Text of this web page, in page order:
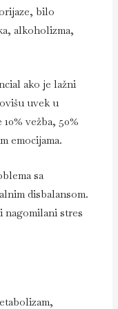
bilo
alkoholizma,
ako je lažni
uvek u
vežba, 50%
emocijama.
sa
disbalansom.
nagomilani stres